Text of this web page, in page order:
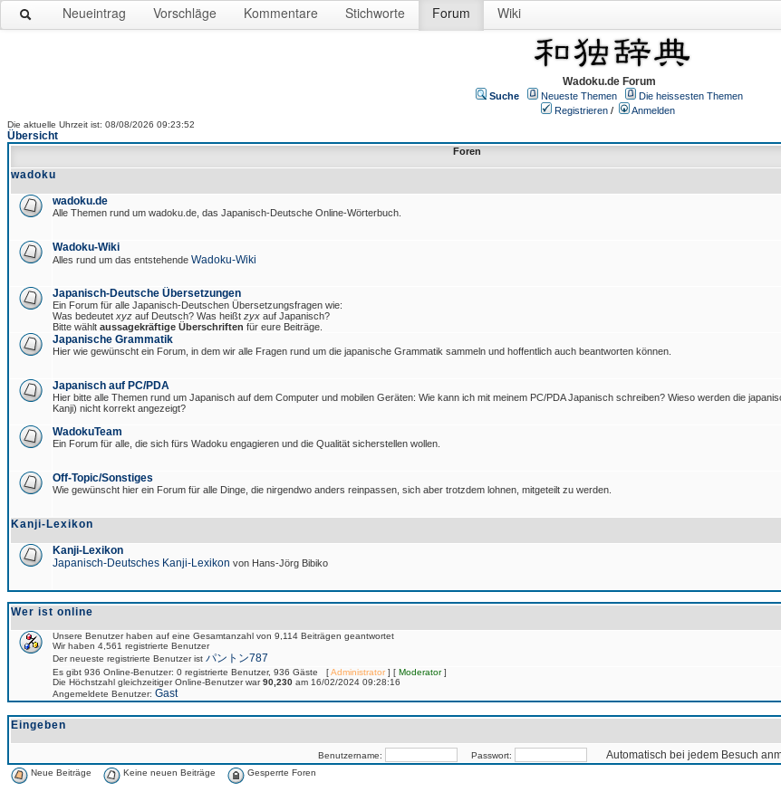
Neueintrag Vorschläge Kommentare Stichworte Forum Wiki
Wadoku.de Forum
Suche Neueste Themen
Die heissesten Themen
Registrieren / Anmelden
Die aktuelle Uhrzeit ist: 08/08/2026 09:23:52
Übersicht
Foren
wadoku
wadoku.de
Alle Themen rund um wadoku.de, das Japanisch-Deutsche Online-Wörterbuch.
Wadoku-Wiki
Alles rund um das entstehende Wadoku-Wiki
Japanisch-Deutsche Übersetzungen
Ein Forum für alle Japanisch-Deutschen Übersetzungsfragen wie:
Was bedeutet xyz auf Deutsch? Was heißt zyx auf Japanisch?
Bitte wählt aussagekräftige Überschriften für eure Beiträge.
Japanische Grammatik
Hier wie gewünscht ein Forum, in dem wir alle Fragen rund um die japanische Grammatik sammeln und hoffentlich auch beantworten können.
Japanisch auf PC/PDA
Hier bitte alle Themen rund um Japanisch auf dem Computer und mobilen Geräten: Wie kann ich mit meinem PC/PDA Japanisch schreiben? Wieso werden die
Kanji) nicht korrekt angezeigt?
WadokuTeam
Ein Forum für alle, die sich fürs Wadoku engagieren und die Qualität sicherstellen wollen.
Off-Topic/Sonstiges
Wie gewünscht hier ein Forum für alle Dinge, die nirgendwo anders reinpassen, sich aber trotzdem lohnen, mitgeteilt zu werden.
Kanji-Lexikon
Kanji-Lexikon
Japanisch-Deutsches Kanji-Lexikon von Hans-Jörg Bibiko
Wer ist online
Unsere Benutzer haben auf eine Gesamtanzahl von 9,114 Beiträgen geantwortet
Wir haben 4,561 registrierte Benutzer
Der neueste registrierte Benutzer ist パントン787
Es gibt 936 Online-Benutzer: 0 registrierte Benutzer, 936 Gäste [Administrator] [ Moderator]
Die Höchstzahl gleichzeitiger Online-Benutzer war90,230 am 16/02/2024 09:28:16
Angemeldete Benutzer: Gast
Eingeben
Benutzername: Passwort: Automatisch bei jedem Besuch
Neue Beiträge Keine neuen Beiträge Gesperrte Foren